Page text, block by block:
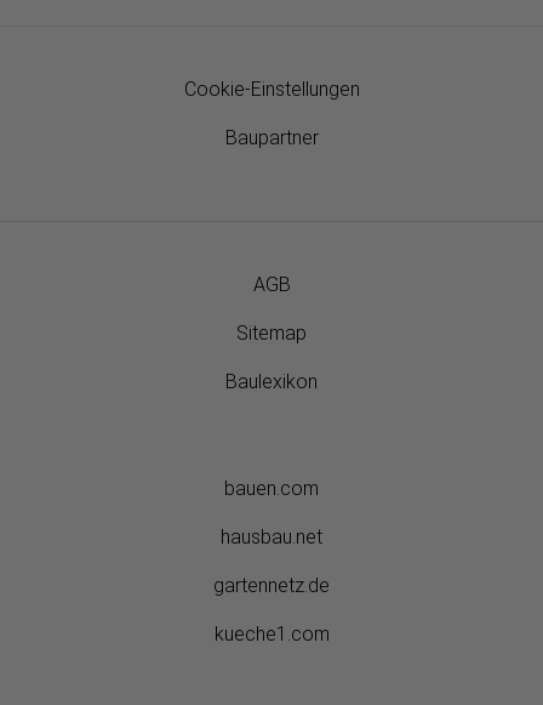
Cookie-Einstellungen
Baupartner
AGB
Sitemap
Baulexikon
bauen.com
hausbau.net
gartennetz.de
kueche1.com